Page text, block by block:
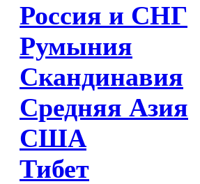
Россия и СНГ
Румыния
Скандинавия
Средняя Азия
США
Тибет